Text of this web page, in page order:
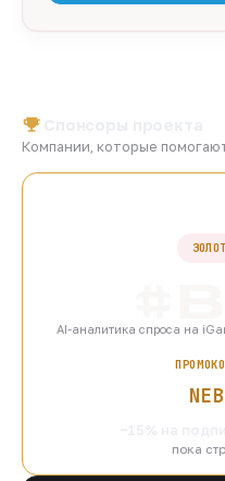
Компании, которые
AI-аналитика спроса на
пока